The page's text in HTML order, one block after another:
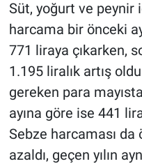
Süt, yoğurt ve peynir
harcama bir önceki
771 liraya çıkarken,
1.195 liralık artış
gereken para
ayına göre ise 441
Sebze harcaması
azaldı, geçen yılın